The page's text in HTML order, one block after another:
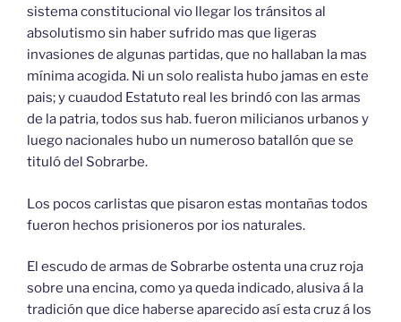
sistema constitucional vio llegar los tránsitos al
absolutismo sin haber sufrido mas que ligeras
invasiones de algunas partidas, que no hallaban la mas
mínima acogida. Ni un solo realista hubo jamas en este
pais; y cuaudod Estatuto real les brindó con las armas
de la patria, todos sus hab. fueron milicianos urbanos y
luego nacionales hubo un numeroso batallón que se
tituló del Sobrarbe.
Los pocos carlistas que pisaron estas montañas todos
fueron hechos prisioneros por ios naturales.
El escudo de armas de Sobrarbe ostenta una cruz roja
sobre una encina, como ya queda indicado, alusiva á la
tradición que dice haberse aparecido así esta cruz á los